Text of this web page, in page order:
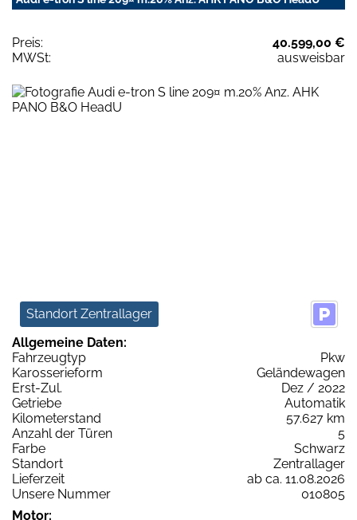
Preis:
40.599,00 €
MWSt:
ausweisbar
Standort Zentrallager
Allgemeine Daten:
Fahrzeugtyp
Pkw
Karosserieform
Geländewagen
Erst-Zul.
Dez / 2022
Getriebe
Automatik
Kilometerstand
57.627 km
Anzahl der Türen
5
Farbe
Schwarz
Standort
Zentrallager
Lieferzeit
ab ca. 11.08.2026
Unsere Nummer
010805
Motor: